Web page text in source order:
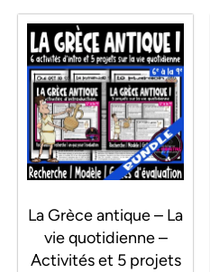
La Grèce antique – La
vie quotidienne –
Activités et 5 projets